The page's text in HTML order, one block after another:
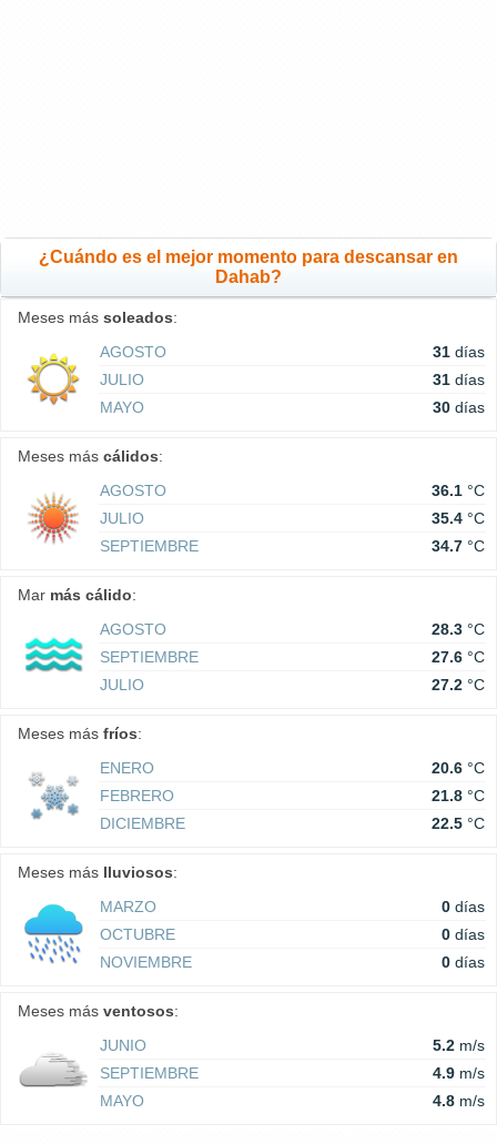
¿Cuándo es el mejor momento para descansar en
Dahab?
Meses más soleados:
AGOSTO
31 días
JULIO
31 días
MAYO
30 días
Meses más cálidos:
AGOSTO
36.1 °C
JULIO
35.4 °C
SEPTIEMBRE
34.7 °C
Mar más cálido:
AGOSTO
28.3 °C
SEPTIEMBRE
27.6 °C
JULIO
27.2 °C
Meses más fríos:
ENERO
20.6 °C
FEBRERO
21.8 °C
DICIEMBRE
22.5 °C
Meses más lluviosos:
MARZO
0 días
OCTUBRE
0 días
NOVIEMBRE
0 días
Meses más ventosos:
JUNIO
5.2 m/s
SEPTIEMBRE
4.9 m/s
MAYO
4.8 m/s